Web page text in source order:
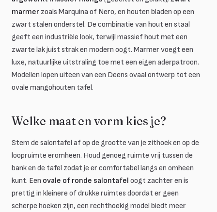
marmerzoals Marquina of Nero, en houten bladen op een
zwart stalen onderstel. De combinatie van hout en staal
geeft een industriële look, terwijl massief hout met een
zwarte lak juist strak en modern oogt. Marmer voegt een
luxe, natuurlijke uitstraling toe met een eigen aderpatroon.
Modellen lopen uiteen van een Deens ovaal ontwerp tot een
ovale mangohouten tafel.
Welke maat en vorm kies je?
Stem de salontafel af op de grootte van je zithoek en op de
loopruimte eromheen. Houd genoeg ruimte vrij tussen de
bank en de tafel zodat je er comfortabel langs en omheen
kunt. Een ovale of ronde salontafel oogt zachter en is
prettig in kleinere of drukke ruimtes doordat er geen
scherpe hoeken zijn, een rechthoekig model biedt meer